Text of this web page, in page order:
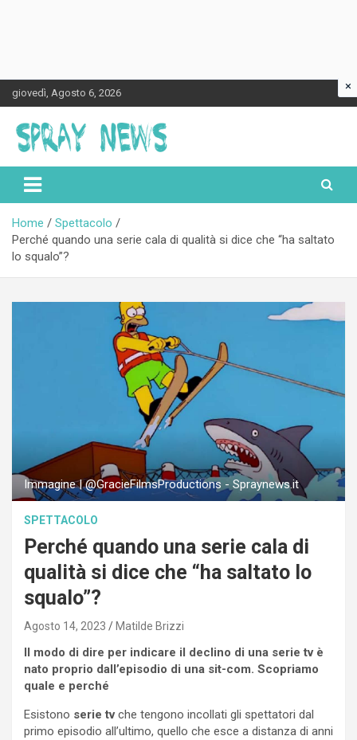
Skip
to
content
giovedì, Agosto 6, 2026
Spraynews.it
Home
Spettacolo
Perché quando una serie cala di qualità si dice che “ha saltato
lo squalo”?
Immagine | @GracieFilmsProductions - Spraynews.it
SPETTACOLO
Perché quando una serie cala di
qualità si dice che “ha saltato lo
squalo”?
Agosto 14, 2023 Matilde Brizzi
Il modo di dire per indicare il declino di una serie tv è
nato proprio dall’episodio di una sit-com. Scopriamo
quale e perché
Esistono serie tvche tengono incollati gli spettatori dal
primo episodio all’ultimo, quello che esce a distanza di anni
×